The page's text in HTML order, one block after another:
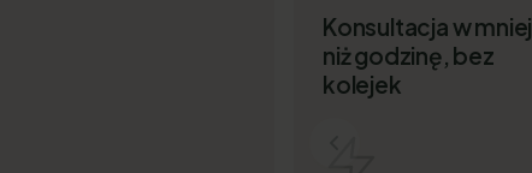
Konsultacja w mniej
niż godzinę, bez
kolejek